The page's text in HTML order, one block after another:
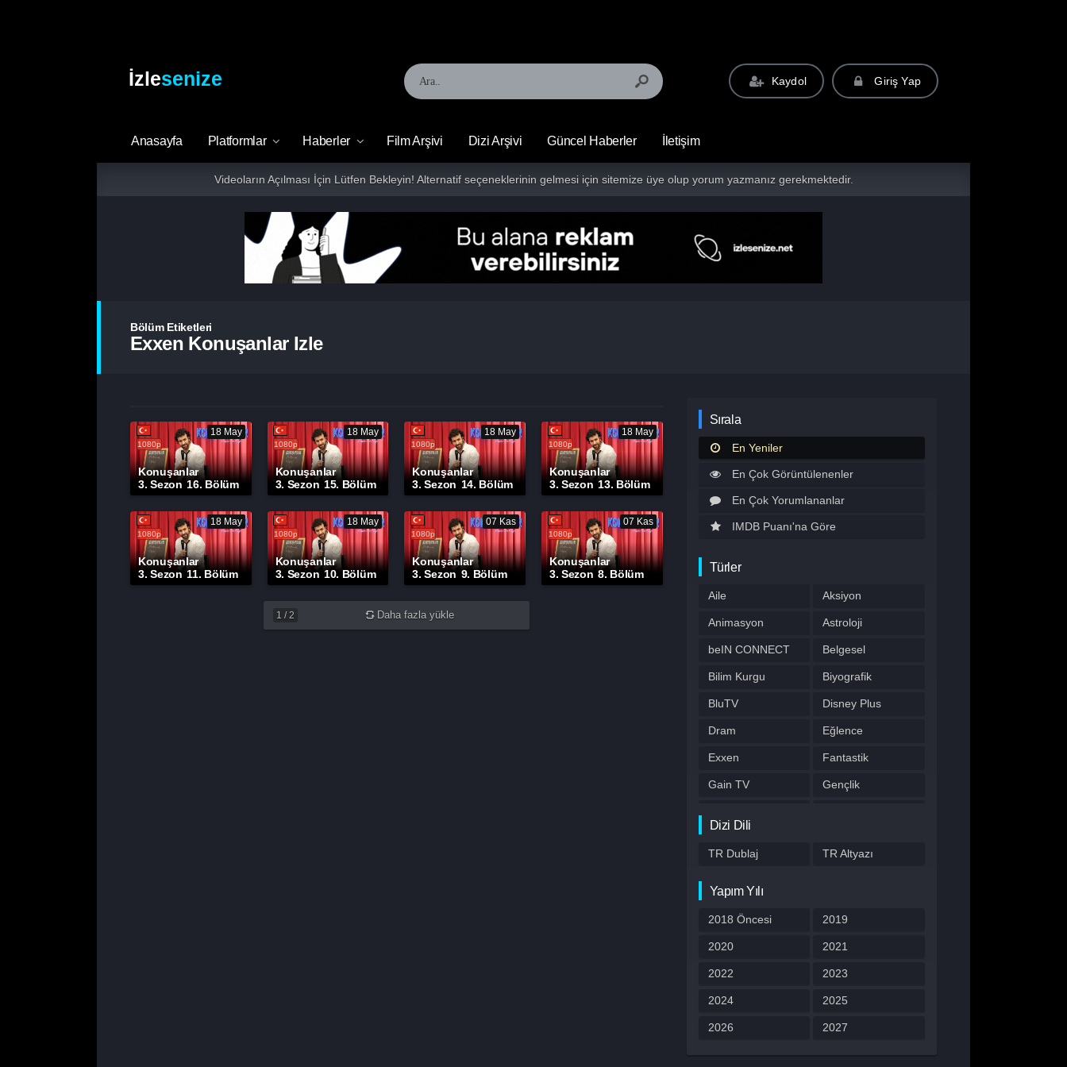
İzlesenize Kaydol Giriş Yap
Anasayfa Platformlar Haberler Film Arşivi Dizi Arşivi Güncel Haberler İletişim
Videoların Açılması İçin Lütfen Bekleyin! Alternatif seçeneklerinin gelmesi için sitemize üye olup yorum yazmanız gerekmektedir.
Bölüm Etiketleri
Exxen Konuşanlar Izle
1080p
18 May
Konuşanlar
3. Sezon 16. Bölüm
1080p
18 May
Konuşanlar
3. Sezon 15. Bölüm
1080p
18 May
Konuşanlar
3. Sezon 14. Bölüm
1080p
18 May
Konuşanlar
3. Sezon 13. Bölüm
1080p
18 May
Konuşanlar
3. Sezon 11. Bölüm
1080p
18 May
Konuşanlar
3. Sezon 10. Bölüm
1080p
07 Kas
Konuşanlar
3. Sezon 9. Bölüm
1080p
07 Kas
Konuşanlar
3. Sezon 8. Bölüm
1 / 2 Daha fazla yükle
Sırala
En Yeniler
En Çok Görüntülenenler
En Çok Yorumlananlar
IMDB Puanı'na Göre
Türler
Aile Aksiyon
Animasyon Astroloji
beIN CONNECT Belgesel
Bilim Kurgu Biyografik
BluTV Disney Plus
Dram Eğlence
Exxen Fantastik
Gain TV Gençlik
Kore Dizileri
Korku Macera
Müzik Müzikal
Netflix Otomobil
Polisiye Prime Video
Program Reality
Romantik Savaş
Dizi Dili
TR Dublaj TR Altyazı
Yapım Yılı
2018 Öncesi 2019
2020 2021
2022 2023
2024 2025
2026 2027